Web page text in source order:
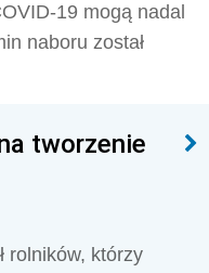
19 mogą nadal
naboru został
tworzenie
rolników, którzy